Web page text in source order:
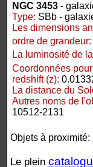
NGC 3453 -
Type: SBb -
Les dimensions
ordre de grandeur:
La luminosité de
Coordonnées
redshift (z):
La distance du
Autres noms de
10512-2131
Objets à proximité:
Le plein